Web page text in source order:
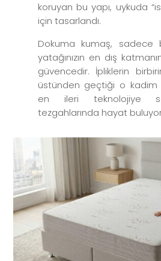
koruyan bu yapı, uykuda
için tasarlandı.
Dokuma kumaş, sadece
yatağınızın en dış
güvencedir. İpliklerin
üstünden geçtiği o kadim
en ileri teknolojiye
tezgahlarında hayat